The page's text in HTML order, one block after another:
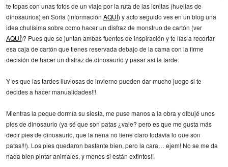
te topas con unas fotos de un viaje por la ruta de las icnitas (huellas de
dinosaurios) en Soria (información AQUÍ) y acto seguido ves en un blog una
idea chulísima sobre como hacer un disfraz de monstruo de cartón (ver
AQUÍ)? Pues que se juntan ambas fuentes de inspiración y te lías a recortar
esa caja de cartón que tienes reservada debajo de la cama con la firme
decisión de hacer un disfraz de dinosaurio y pasar así la tarde.
Y es que las tardes lluviosas de invierno pueden dar mucho juego si te
decides a hacer manualidades!!!
Mientras la peque dormía su siesta, me puse manos a la obra y dibujé unos
pies de dinosaurio (ya sé que son patas ¿vale? pero es que me gusta más
decir pies de dinosaurio, que la nena no tiene claro todavía lo que son
patas!!!). Los pies quedaron bastante bien, pero la cara… ejem! No se me da
nada bien pintar animales, y menos si están extintos!!